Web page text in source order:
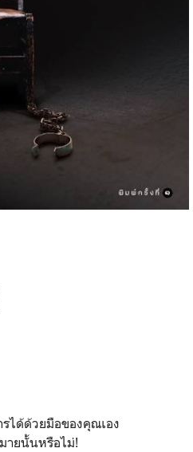
ได้ด้วยมือของคุณเอง
ายนั้นหรือไม่!